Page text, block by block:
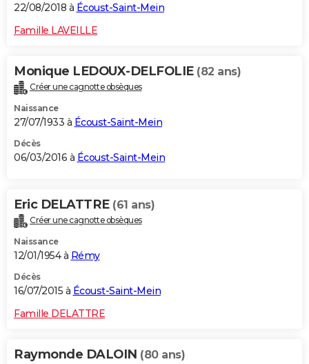
22/08/2018 à Écoust-Saint-Mein
Famille LAVEILLE
Monique LEDOUX-DELFOLIE (82 ans)
Créer une cagnotte obsèques
Naissance
27/07/1933 à Écoust-Saint-Mein
Décès
06/03/2016 à Écoust-Saint-Mein
Eric DELATTRE (61 ans)
Créer une cagnotte obsèques
Naissance
12/01/1954 à Rémy
Décès
16/07/2015 à Écoust-Saint-Mein
Famille DELATTRE
Raymonde DALOIN (80 ans)